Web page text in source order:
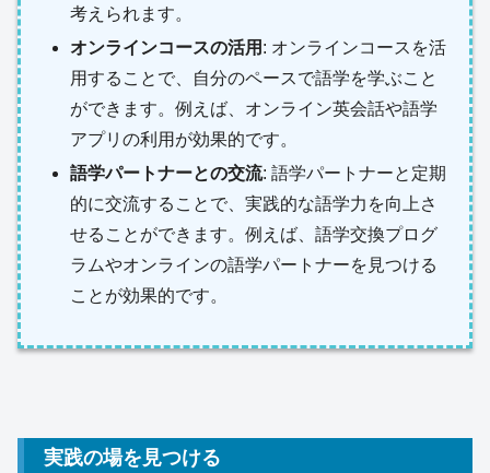
考えられます。
オンラインコースの活用 : オンラインコースを活
用することで、自分のペースで語学を学ぶこと
ができます。例えば、オンライン英会話や語学
アプリの利用が効果的です。
語学パートナーとの交流: 語学パートナーと定期
的に交流することで、実践的な語学力を向上さ
せることができます。例えば、語学交換プログ
ラムやオンラインの語学パートナーを見つける
ことが効果的です。
実践の場を見つける